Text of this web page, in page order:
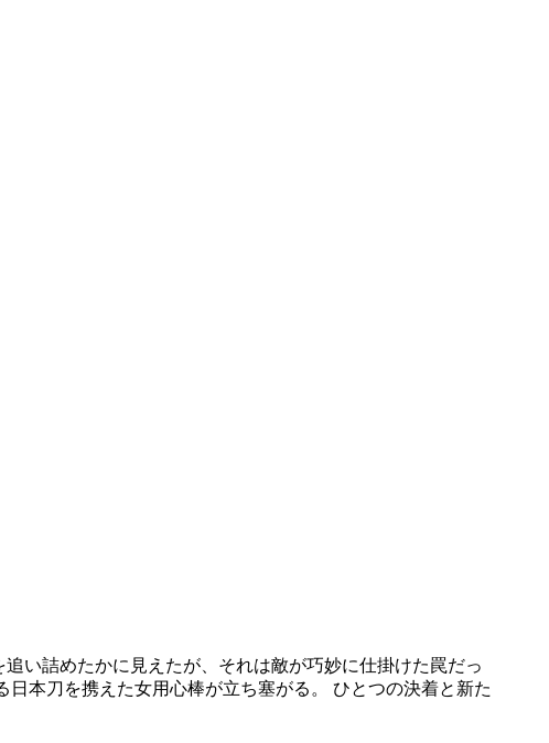
い詰めたかに見えたが、それは敵が巧妙に仕掛けた罠だっ
本刀を携えた女用心棒が立ち塞がる。 ひとつの決着と新た